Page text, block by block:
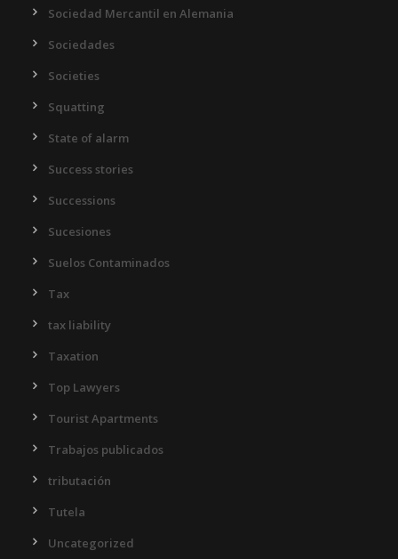
Sociedad Mercantil en Alemania
Sociedades
Societies
Squatting
State of alarm
Success stories
Successions
Sucesiones
Suelos Contaminados
Tax
tax liability
Taxation
Top Lawyers
Tourist Apartments
Trabajos publicados
tributación
Tutela
Uncategorized